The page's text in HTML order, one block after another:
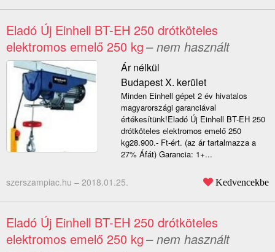
Eladó Új Einhell BT-EH 250 drótköteles
elektromos emelő 250 kg– nem használt
Ár nélkül
Budapest X. kerület
Minden Einhell gépet 2 év hivatalos
magyarországi garanciával
értékesítünk!Eladó Új Einhell BT-EH 250
drótköteles elektromos emelő 250
kg28.900.- Ft-ért. (az ár tartalmazza a
27% Áfát) Garancia: 1+...
szerszampiac.hu – 2018.01.25. Kedvencekbe
Eladó Új Einhell BT-EH 250 drótköteles
elektromos emelő 250 kg– nem használt